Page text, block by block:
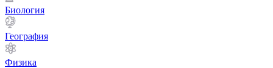
Биология
География
Физика